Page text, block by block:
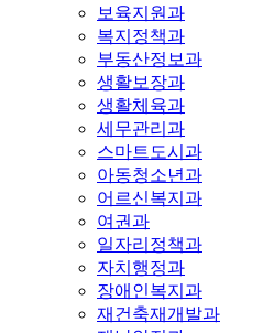
보육지원과
복지정책과
부동산정보과
생활보장과
생활체육과
세무관리과
스마트도시과
아동청소년과
어르신복지과
여권과
일자리정책과
자치행정과
장애인복지과
재건축재개발과